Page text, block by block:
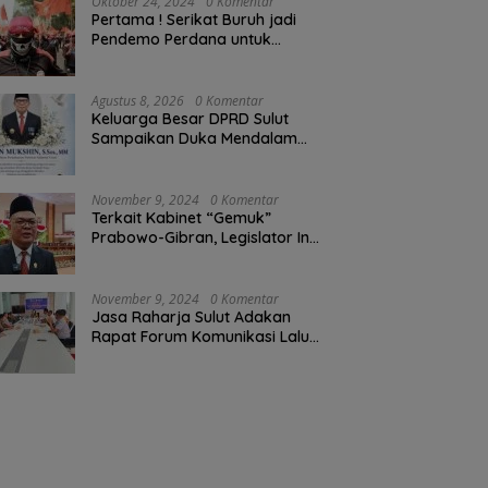
Pertama ! Serikat Buruh jadi
Pendemo Perdana untuk
Agustus 8, 2026 0 Komentar
Keluarga Besar DPRD Sulut
Sampaikan Duka Mendalam
November 9, 2024 0 Komentar
Terkait Kabinet “Gemuk”
Prabowo-Gibran, Legislator Ini
November 9, 2024 0 Komentar
Jasa Raharja Sulut Adakan
Rapat Forum Komunikasi Lalu